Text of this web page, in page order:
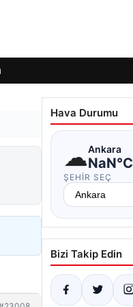
Hava Durumu
☁Ankara
NaN°C
ŞEHIR SEÇ
Bizi Takip Edin